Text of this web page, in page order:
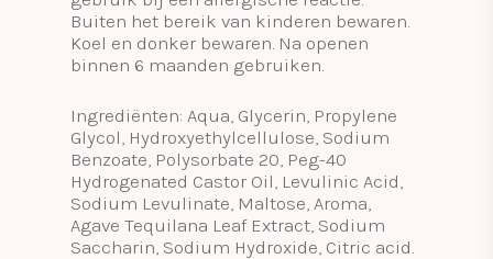
Buiten het bereik van kinderen bewaren.
Koel en donker bewaren. Na openen
binnen 6 maanden gebruiken.
Ingrediënten: Aqua, Glycerin, Propylene
Glycol, Hydroxyethylcellulose, Sodium
Benzoate, Polysorbate 20, Peg-40
Hydrogenated Castor Oil, Levulinic Acid,
Sodium Levulinate, Maltose, Aroma,
Agave Tequilana Leaf Extract, Sodium
Saccharin, Sodium Hydroxide, Citric acid.